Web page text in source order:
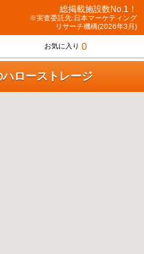
総掲載施設数No.1！
※実査委託先:日本マーケティング
リサーチ機構(2026年3月)
お気に入り 0
ローストレージ